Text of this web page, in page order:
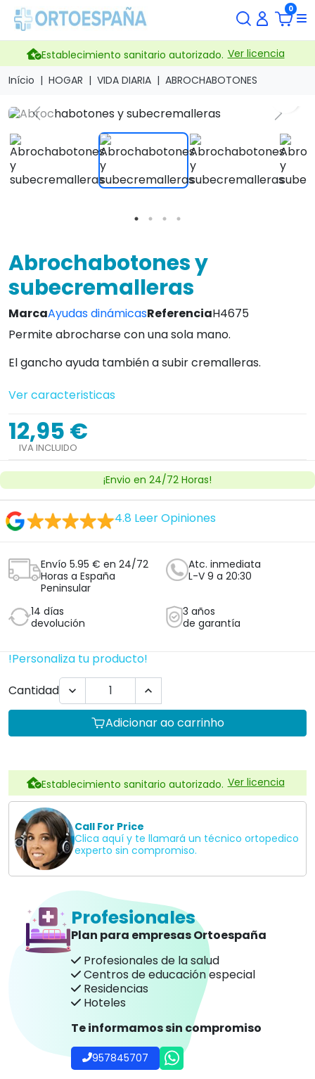
0
Establecimiento sanitario autorizado. Ver licencia
Início
HOGAR VIDA DIARIA ABROCHABOTONES
Previous Next
Abrochabotones y
subecremalleras
MarcaAyudas dinámicasReferenciaH4675
Permite abrocharse con una sola mano.
El gancho ayuda también a subir cremalleras.
Ver caracteristicas
12,95 €
IVA INCLUIDO
¡Envio en 24/72 Horas!
4.8 Leer Opiniones
Envío 5.95 € en 24/72
Horas a España
Peninsular
Atc. inmediata
L-V 9 a 20:30
14 días
devolución
3 años
de garantía
!Personaliza tu producto!
Cantidad
 
Adicionar ao carrinho
Establecimiento sanitario autorizado. Ver licencia
Call For Price
Clica aquí y te llamará un técnico ortopedico
experto sin compromiso.
Profesionales
Plan para empresas Ortoespaña
Profesionales de la salud
Centros de educación especial
Residencias
Hoteles
Te informamos sin compromiso
957845707